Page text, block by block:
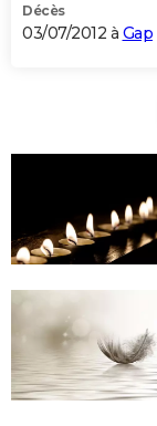
Décès
03/07/2012 à Gap